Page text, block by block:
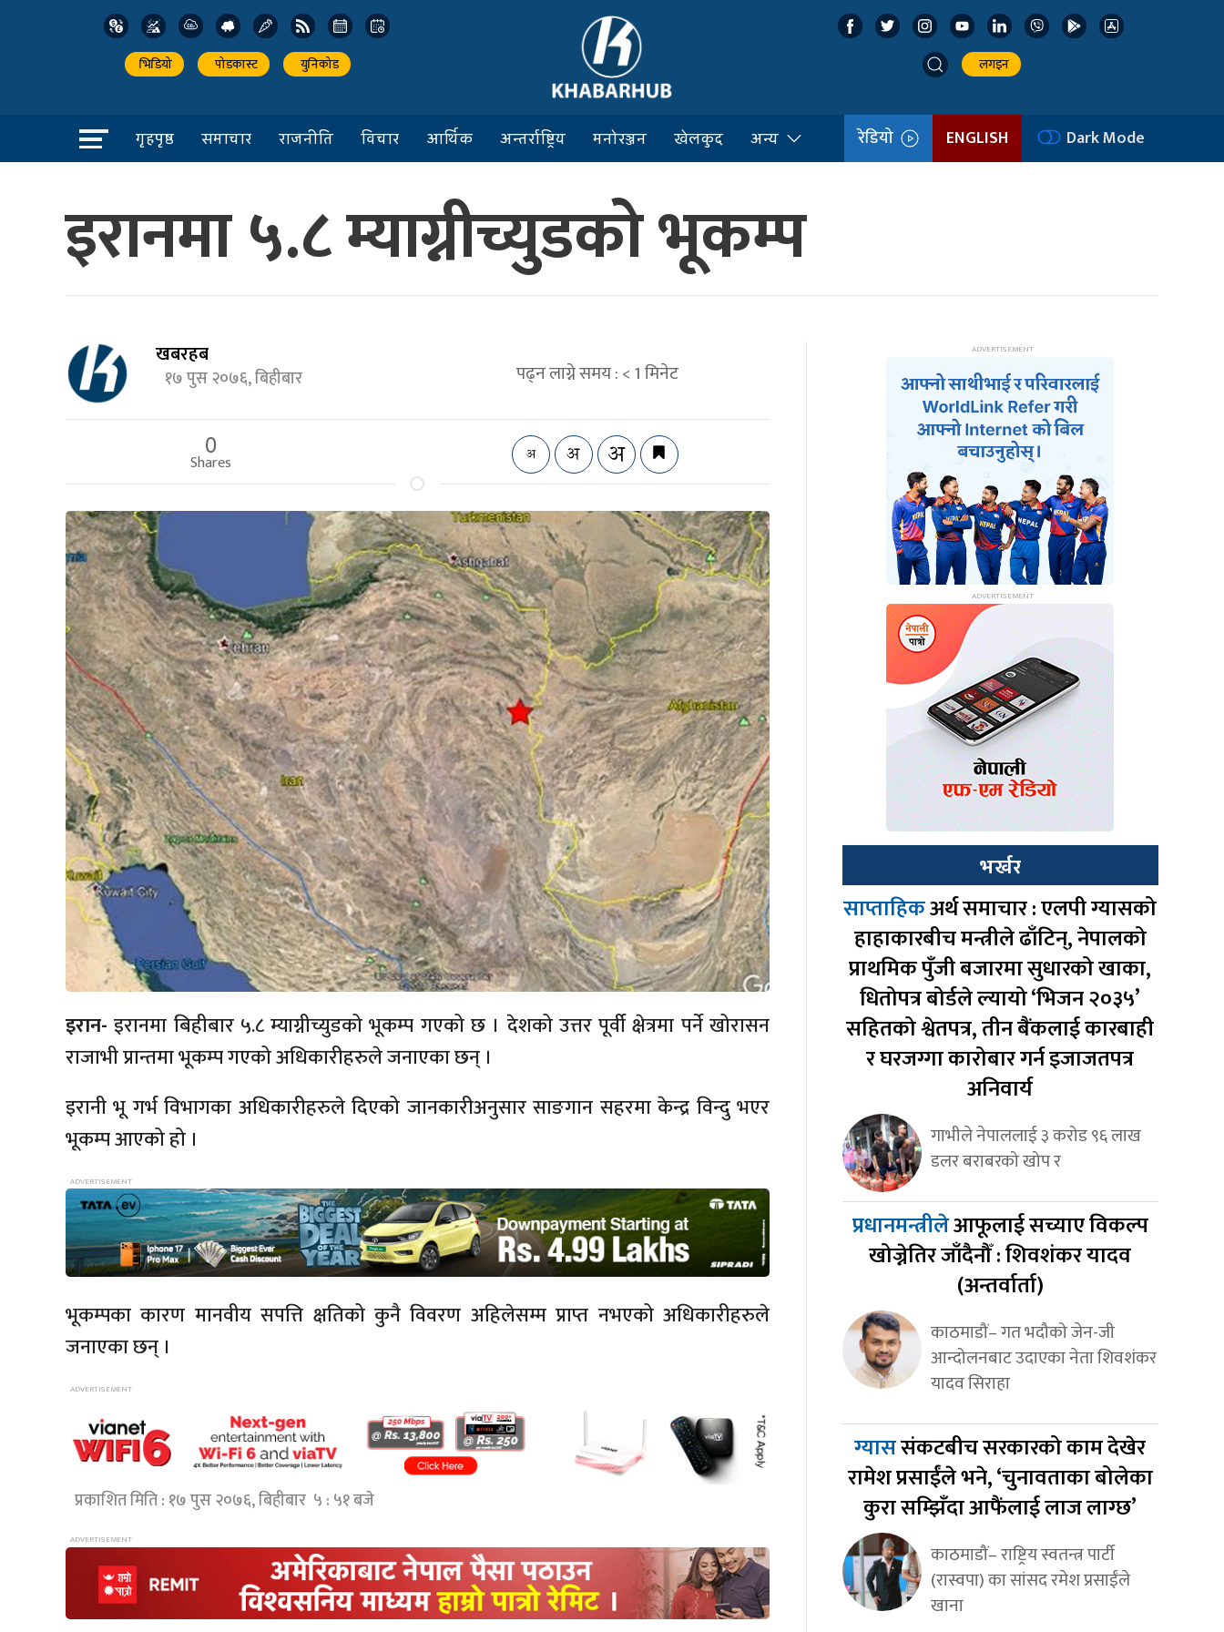
भिडियो पोडकास्ट युनिकोड लगइन
गृहपृष्ठ समाचार राजनीति विचार आर्थिक अन्तर्राष्ट्रिय मनोरञ्जन खेलकुद अन्य रेडियो ENGLISH Dark Mode
इरानमा ५.८ म्याग्नीच्युडको भूकम्प
खबरहब
१७ पुस २०७६, बिहीबार पढ्न लाग्ने समय :< 1मिनेट
0
Shares
इरान- इरानमा बिहीबार ५.८ म्याग्नीच्युडको भूकम्प गएको छ । देशको उत्तर पूर्वी क्षेत्रमा पर्ने खोरासन
राजाभी प्रान्तमा भूकम्प गएको अधिकारीहरुले जनाएका छन् ।
इरानी भू गर्भ विभागका अधिकारीहरुले दिएको जानकारीअनुसार साङगान सहरमा केन्द्र विन्दु भएर
भूकम्प आएको हो ।
भूकम्पका कारण मानवीय सपत्ति क्षतिको कुनै विवरण अहिलेसम्म प्राप्त नभएको अधिकारीहरुले
जनाएका छन् ।
प्रकाशित मिति : १७ पुस २०७६, बिहीबार ५ : ५१ बजे
भर्खर
साप्ताहिकअर्थ समाचार : एलपी ग्यासको
हाहाकारबीच मन्त्रीले ढाँटिन्, नेपालको
प्राथमिक पुँजी बजारमा सुधारको खाका,
धितोपत्र बोर्डले ल्यायो ‘भिजन २०३५’
सहितको श्वेतपत्र, तीन बैंकलाई कारबाही
र घरजग्गा कारोबार गर्न इजाजतपत्र
अनिवार्य
गाभीले नेपाललाई ३ करोड ९६ लाख
डलर बराबरको खोप र
प्रधानमन्त्रीलेआफूलाई सच्याए विकल्प
खोज्नेतिर जाँदैनौँ : शिवशंकर यादव
(अन्तर्वार्ता)
काठमाडौं– गत भदौको जेन-जी
आन्दोलनबाट उदाएका नेता शिवशंकर
यादव सिराहा
ग्याससंकटबीच सरकारको काम देखेर
रामेश प्रसाईंले भने, ‘चुनावताका बोलेका
कुरा सम्झिँदा आफैंलाई लाज लाग्छ’
काठमाडौं– राष्ट्रिय स्वतन्त्र पार्टी
(रास्वपा) का सांसद रमेश प्रसाईंले
खाना